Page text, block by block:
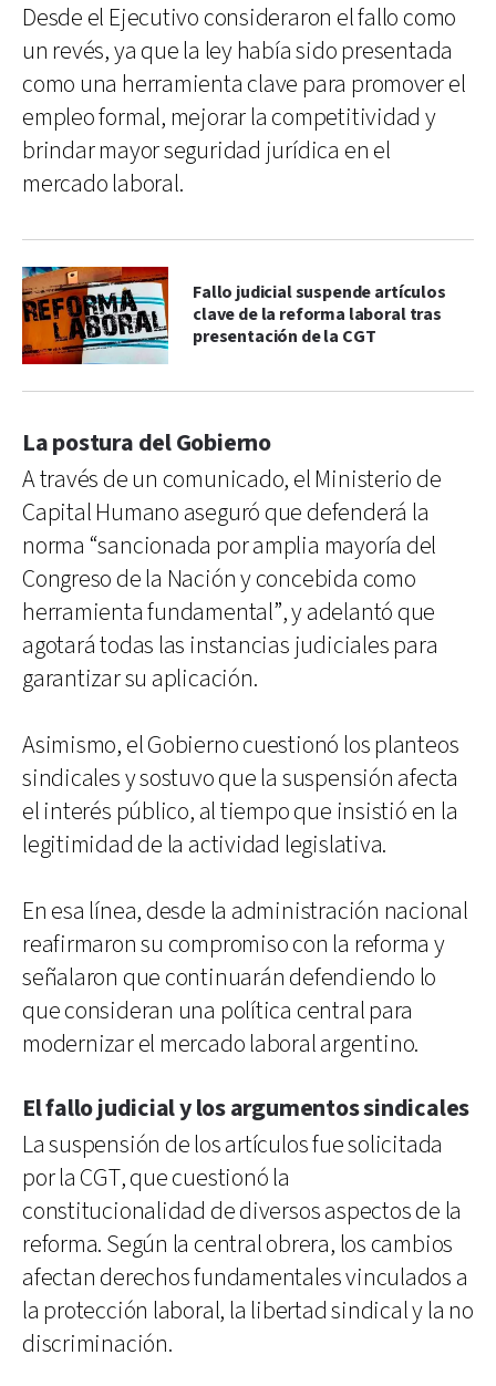
Desde el Ejecutivo consideraron el fallo como
un revés, ya que la ley había sido presentada
como una herramienta clave para promover el
empleo formal, mejorar la competitividad y
brindar mayor seguridad jurídica en el
mercado laboral.
Fallo judicial suspende artículos
clave de la reforma laboral tras
presentación de la CGT
La postura del Gobierno
A través de un comunicado, el Ministerio de
Capital Humano aseguró que defenderá la
norma “sancionada por amplia mayoría del
Congreso de la Nación y concebida como
herramienta fundamental”, y adelantó que
agotará todas las instancias judiciales para
garantizar su aplicación.
Asimismo, el Gobierno cuestionó los planteos
sindicales y sostuvo que la suspensión afecta
el interés público, al tiempo que insistió en la
legitimidad de la actividad legislativa.
En esa línea, desde la administración nacional
reafirmaron su compromiso con la reforma y
señalaron que continuarán defendiendo lo
que consideran una política central para
modernizar el mercado laboral argentino.
El fallo judicial y los argumentos sindicales
La suspensión de los artículos fue solicitada
por la CGT, que cuestionó la
constitucionalidad de diversos aspectos de la
reforma. Según la central obrera, los cambios
afectan derechos fundamentales vinculados a
la protección laboral, la libertad sindical y la no
discriminación.